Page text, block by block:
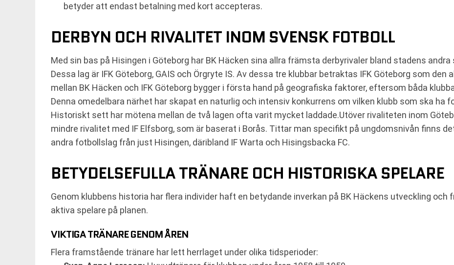
betyder att endast betalning med kort accepteras.
DERBYN OCH RIVALITET INOM SVENSK FOTBOLL
Med sin bas på Hisingen i Göteborg har BK Häcken sina allra främsta derbyrivaler bland stadens
Dessa lag är IFK Göteborg, GAIS och Örgryte IS. Av dessa tre klubbar betraktas IFK Göteborg som
mellan BK Häcken och IFK Göteborg bygger i första hand på geografiska faktorer, eftersom båda
Denna omedelbara närhet har skapat en naturlig och intensiv konkurrens om vilken klubb som ska ha
Historiskt sett har mötena mellan de två lagen ofta varit mycket laddade.Utöver rivaliteten inom
mindre rivalitet med IF Elfsborg, som är baserat i Borås. Tittar man specifikt på ungdomsnivån finns
andra fotbollslag från just Hisingen, däribland IF Warta och Hisingsbacka FC.
BETYDELSEFULLA TRÄNARE OCH HISTORISKA SPELARE
Genom klubbens historia har flera individer haft en betydande inverkan på BK Häckens utveckling och
aktiva spelare på planen.
VIKTIGA TRÄNARE GENOM ÅREN
Flera framstående tränare har lett herrlaget under olika tidsperioder: